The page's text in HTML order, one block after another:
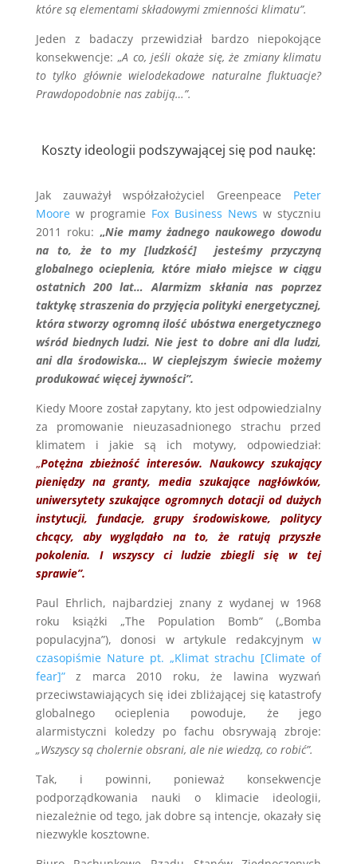
które są elementami składowymi zmienności klimatu”.
Jeden z badaczy przewidział bardzo niepokojące
konsekwencje: „A co, jeśli okaże się, że zmiany klimatu
to tylko głównie wielodekadowe naturalne fluktuacje?
Prawdopodobnie nas zabiją…”.
Koszty ideologii podszywającej się pod naukę:
Jak zauważył współzałożyciel Greenpeace Peter
Moorew programie Fox Business News w styczniu
2011 roku: „Nie mamy żadnego naukowego dowodu
na to, że to my [ludzkość] jesteśmy przyczyną
globalnego ocieplenia, które miało miejsce w ciągu
ostatnich 200 lat… Alarmizm skłania nas poprzez
taktykę straszenia do przyjęcia polityki energetycznej,
która stworzy ogromną ilość ubóstwa energetycznego
wśród biednych ludzi. Nie jest to dobre ani dla ludzi,
ani dla środowiska… W cieplejszym świecie możemy
produkować więcej żywności”.
Kiedy Moore został zapytany, kto jest odpowiedzialny
za promowanie nieuzasadnionego strachu przed
klimatem i jakie są ich motywy, odpowiedział:
„Potężna zbieżność interesów. Naukowcy szukający
pieniędzy na granty, media szukające nagłówków,
uniwersytety szukające ogromnych dotacji od dużych
instytucji, fundacje, grupy środowiskowe, politycy
chcący, aby wyglądało na to, że ratują przyszłe
pokolenia. I wszyscy ci ludzie zbiegli się w tej
sprawie”.
Paul Ehrlich, najbardziej znany z wydanej w 1968
roku książki „The Population Bomb” („Bomba
populacyjna”), donosi w artykule redakcyjnymw
czasopiśmie Nature pt. „Klimat strachu [Climate of
fear]”z marca 2010 roku, że lawina wyzwań
przeciwstawiających się idei zbliżającej się katastrofy
globalnego ocieplenia powoduje, że jego
alarmistyczni koledzy po fachu obsrywają zbroje:
„Wszyscy są cholernie obsrani, ale nie wiedzą, co robić”.
Tak, i powinni, ponieważ konsekwencje
podporządkowania nauki o klimacie ideologii,
niezależnie od tego, jak dobre są intencje, okazały się
niezwykle kosztowne.